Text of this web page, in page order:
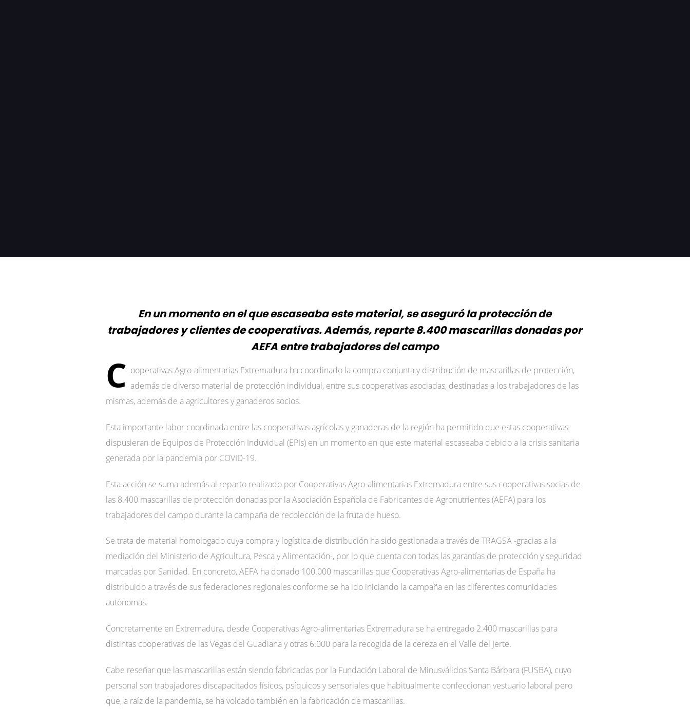
En un momento en el que escaseaba este material, se aseguró la protección de
trabajadores y clientes de cooperativas. Además, reparte 8.400 mascarillas donadas por
AEFA entre trabajadores del campo
C ooperativas Agro-alimentarias Extremadura ha coordinado la compra conjunta y distribución de mascarillas de protección,
además de diverso material de protección individual, entre sus cooperativas asociadas, destinadas a los trabajadores de las
mismas, además de a agricultores y ganaderos socios.
Esta importante labor coordinada entre las cooperativas agrícolas y ganaderas de la región ha permitido que estas cooperativas
dispusieran de Equipos de Protección Induvidual (EPIs) en un momento en que este material escaseaba debido a la crisis sanitaria
generada por la pandemia por COVID-19.
Esta acción se suma además al reparto realizado por Cooperativas Agro-alimentarias Extremadura entre sus cooperativas socias de
las 8.400 mascarillas de protección donadas por la Asociación Española de Fabricantes de Agronutrientes (AEFA) para los
trabajadores del campo durante la campaña de recolección de la fruta de hueso.
Se trata de material homologado cuya compra y logística de distribución ha sido gestionada a través de TRAGSA -gracias a la
mediación del Ministerio de Agricultura, Pesca y Alimentación-, por lo que cuenta con todas las garantías de protección y seguridad
marcadas por Sanidad. En concreto, AEFA ha donado 100.000 mascarillas que Cooperativas Agro-alimentarias de España ha
distribuido a través de sus federaciones regionales conforme se ha ido iniciando la campaña en las diferentes comunidades
autónomas.
Concretamente en Extremadura, desde Cooperativas Agro-alimentarias Extremadura se ha entregado 2.400 mascarillas para
distintas cooperativas de las Vegas del Guadiana y otras 6.000 para la recogida de la cereza en el Valle del Jerte.
Cabe reseñar que las mascarillas están siendo fabricadas por la Fundación Laboral de Minusválidos Santa Bárbara (FUSBA), cuyo
personal son trabajadores discapacitados físicos, psíquicos y sensoriales que habitualmente confeccionan vestuario laboral pero
que, a raíz de la pandemia, se ha volcado también en la fabricación de mascarillas.